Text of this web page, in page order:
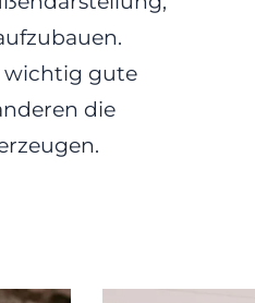
wichtig gute
die